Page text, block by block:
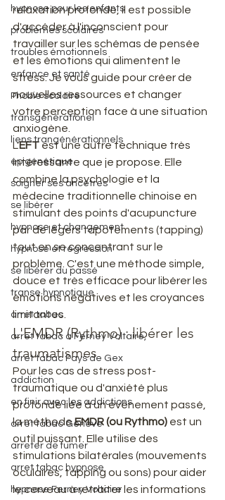
hypnose pour les enfants
problèmes scolaires
troubles émotionnels
enfance et santé
Phobie scolaire
transgénérationel
liens trangénérationnels
épigénétique
soigner ses ancètres
se libérer
hypnose et changement
hypnose et régression
se libérer du passé
transe hypnotique
arret tabac
arret tabac à Ferney Voltaire,
arret tabac Pays de Gex
addiction
en finir avec les addictions
arret tabac Geneve
arreter de fumer
arret tabac hypnose
hypnose Ferney Voltaire
relaxation profonde, il est possible
d'accéder à l'inconscient pour
travailler sur les schémas de pensée
et les émotions qui alimentent le
stress. Je vous guide pour créer de
nouvelles ressources et changer
votre perception face à une situation
anxiogène.
L'EFT est une autre technique très
intéressante que je propose. Elle
combine la psychologie et la
médecine traditionnelle chinoise en
stimulant des points d'acupuncture
par de légers tapotements (tapping)
tout en se concentrant sur le
problème. C'est une méthode simple,
douce et très efficace pour libérer les
émotions négatives et les croyances
limitantes.
L'EMDR (Rythmo) : libérer les
traumatismes
Pour les cas de stress post-
traumatique ou d'anxiété plus
profonde liée à un événement passé,
la méthode EMDR (ou Rythmo) est un
outil puissant. Elle utilise des
stimulations bilatérales (mouvements
oculaires, tapping ou sons) pour aider
le cerveau à retraiter les informations